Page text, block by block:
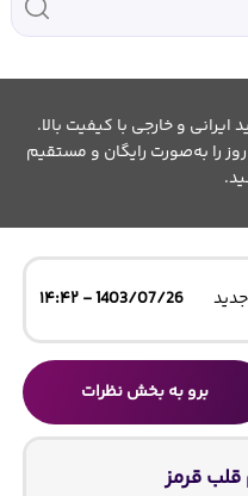
و خارجی با کیفیت بالا.
را به‌صورت رایگان و مستقیم
1403/07/26 - ۱۴:۴۲
برو به بخش نظرات
قلب قرمز